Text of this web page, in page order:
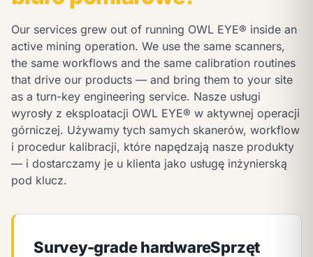
Our services grew out of running OWL EYE® inside an
active mining operation. We use the same scanners,
the same workflows and the same calibration routines
that drive our products — and bring them to your site
as a turn-key engineering service. Nasze usługi
wyrosły z eksploatacji OWL EYE® w aktywnej operacji
górniczej. Używamy tych samych skanerów, workflow
i procedur kalibracji, które napędzają nasze produkty
— i dostarczamy je u klienta jako usługę inżynierską
pod klucz.
Survey-grade hardwareSprzęt